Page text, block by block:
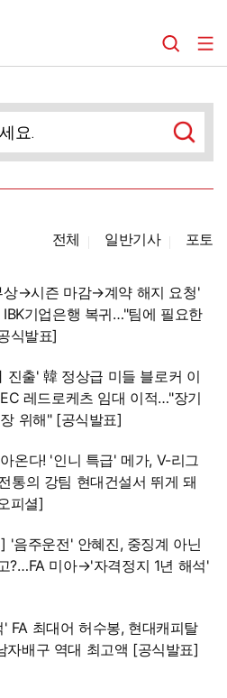
전체 일반기사 포토
상→시즌 마감→계약 해지 요청'
IBK기업은행 복귀…"팀에 필요한
식발표]
진출' 韓 정상급 미들 블로커 이
레드로케츠 임대 이적…"장기
위해" [공식발표]
온다! '인니 특급' 메가, V-리그
통의 강팀 현대건설서 뛰게 돼
피셜]
'음주운전' 안혜진, 중징계 아닌
?…FA 미아→'자격정지 1년 해석'
' FA 최대어 허수봉, 현대캐피탈
자배구 역대 최고액 [공식발표]